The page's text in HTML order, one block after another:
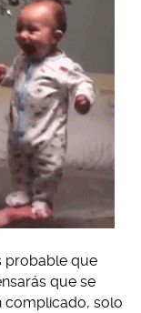
probable que
que se
complicado, solo